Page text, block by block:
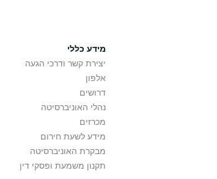
מידע כללי
יצירת קשר ודרכי הגעה
אלפון
דרושים
נהלי האוניברסיטה
מכרזים
מידע לשעת חירום
מבקרת האוניברסיטה
תקנון משמעת ופסקי דין